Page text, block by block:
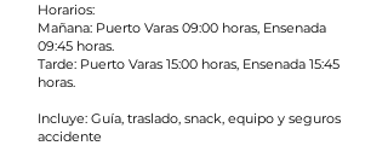
Horarios:
Mañana: Puerto Varas 09:00 horas, Ensenada
09:45 horas.
Tarde: Puerto Varas 15:00 horas, Ensenada 15:45
horas.
Incluye: Guía, traslado, snack, equipo y seguros
accidente